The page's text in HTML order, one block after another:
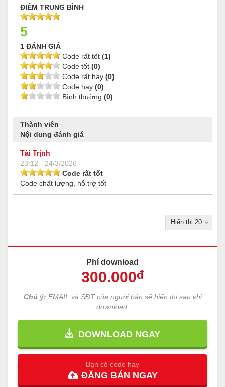
ĐIỂM TRUNG BÌNH
5
1 ĐÁNH GIÁ
Code rất tốt (1)
Code tốt (0)
Code rất hay (0)
Code hay (0)
Bình thường (0)
Thành viên
Nội dung đánh giá
Tài Trịnh
23:12 - 24/3/2026
Code rất tốt
Code chất lượng, hỗ trợ tốt
Phí download
300.000đ
Chú ý: EMAIL và SĐT của người bán sẽ hiển thị sau khi
download.
DOWNLOAD NGAY
Bạn có code hay
ĐĂNG BÁN NGAY